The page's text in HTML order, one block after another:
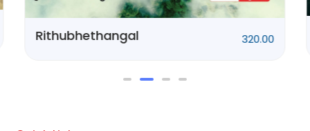
Ponnani Kissa 250.00